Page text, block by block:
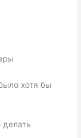
хотя бы
делать